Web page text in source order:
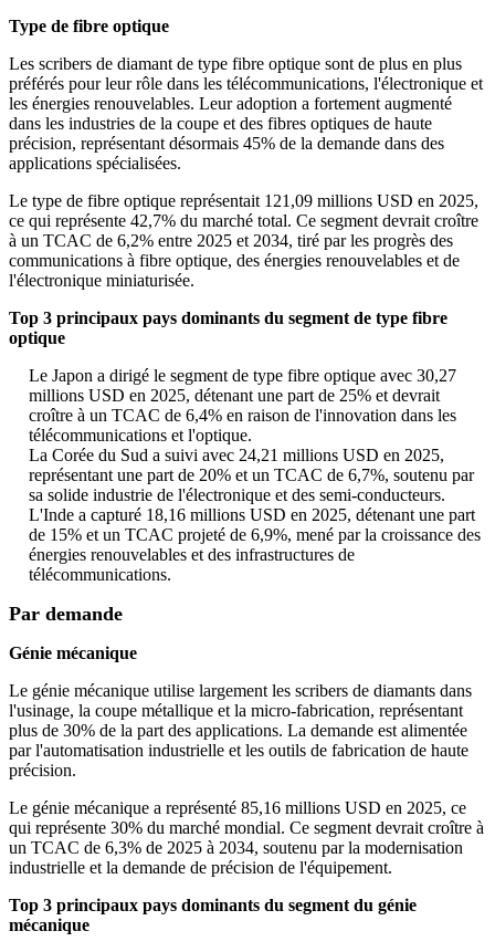
Type de fibre optique
Les scribers de diamant de type fibre optique sont de plus en plus
préférés pour leur rôle dans les télécommunications, l'électronique et
les énergies renouvelables. Leur adoption a fortement augmenté
dans les industries de la coupe et des fibres optiques de haute
précision, représentant désormais 45% de la demande dans des
applications spécialisées.
Le type de fibre optique représentait 121,09 millions USD en 2025,
ce qui représente 42,7% du marché total. Ce segment devrait croître
à un TCAC de 6,2% entre 2025 et 2034, tiré par les progrès des
communications à fibre optique, des énergies renouvelables et de
l'électronique miniaturisée.
Top 3 principaux pays dominants du segment de type fibre
optique
Le Japon a dirigé le segment de type fibre optique avec 30,27
millions USD en 2025, détenant une part de 25% et devrait
croître à un TCAC de 6,4% en raison de l'innovation dans les
télécommunications et l'optique.
La Corée du Sud a suivi avec 24,21 millions USD en 2025,
représentant une part de 20% et un TCAC de 6,7%, soutenu par
sa solide industrie de l'électronique et des semi-conducteurs.
L'Inde a capturé 18,16 millions USD en 2025, détenant une part
de 15% et un TCAC projeté de 6,9%, mené par la croissance des
énergies renouvelables et des infrastructures de
télécommunications.
Par demande
Génie mécanique
Le génie mécanique utilise largement les scribers de diamants dans
l'usinage, la coupe métallique et la micro-fabrication, représentant
plus de 30% de la part des applications. La demande est alimentée
par l'automatisation industrielle et les outils de fabrication de haute
précision.
Le génie mécanique a représenté 85,16 millions USD en 2025, ce
qui représente 30% du marché mondial. Ce segment devrait croître à
un TCAC de 6,3% de 2025 à 2034, soutenu par la modernisation
industrielle et la demande de précision de l'équipement.
Top 3 principaux pays dominants du segment du génie
mécanique